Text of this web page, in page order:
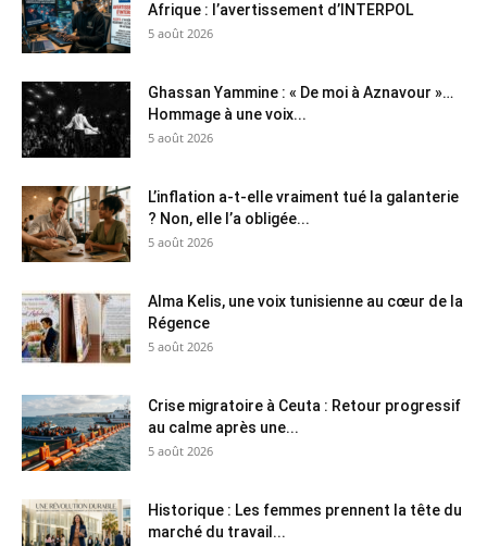
Afrique : l’avertissement d’INTERPOL
5 août 2026
Ghassan Yammine : « De moi à Aznavour »…
Hommage à une voix...
5 août 2026
L’inflation a-t-elle vraiment tué la galanterie
? Non, elle l’a obligée...
5 août 2026
Alma Kelis, une voix tunisienne au cœur de la
Régence
5 août 2026
Crise migratoire à Ceuta : Retour progressif
au calme après une...
5 août 2026
Historique : Les femmes prennent la tête du
marché du travail...